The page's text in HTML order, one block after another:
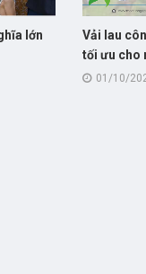
lớn
Vải lau
tối ưu cho
Quảng Trị!
01/10/